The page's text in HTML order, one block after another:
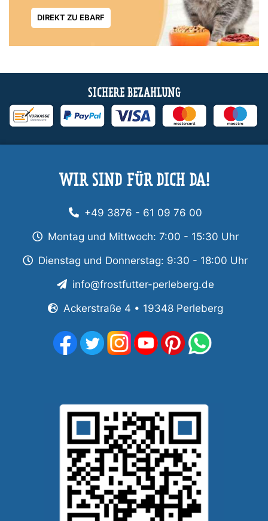
DIREKT ZU EBARF
SICHERE BEZAHLUNG
WIR SIND FÜR DICH DA!
+49 3876 - 61 09 76 00
Montag und Mittwoch: 7:00 - 15:30 Uhr
Dienstag und Donnerstag: 9:30 - 18:00 Uhr
info@frostfutter-perleberg.de
Ackerstraße 4 • 19348 Perleberg